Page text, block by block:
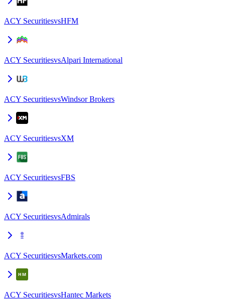
ACY SecuritiesvsHFM
ACY SecuritiesvsAlpari International
ACY SecuritiesvsWindsor Brokers
ACY SecuritiesvsXM
ACY SecuritiesvsFBS
ACY SecuritiesvsAdmirals
ACY SecuritiesvsMarkets.com
ACY SecuritiesvsHantec Markets